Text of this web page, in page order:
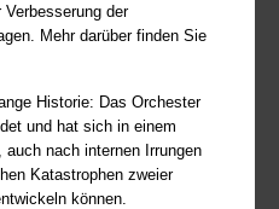
der
Mehr darüber finden Sie
Historie: Das Orchester
und hat sich in einem
auch nach internen Irrungen
Katastrophen zweier
können.